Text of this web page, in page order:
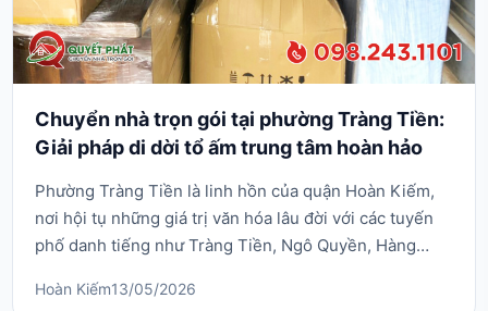
Chuyển nhà trọn gói tại phường Tràng Tiền:
Giải pháp di dời tổ ấm trung tâm hoàn hảo
Phường Tràng Tiền là linh hồn của quận Hoàn Kiếm,
nơi hội tụ những giá trị văn hóa lâu đời với các tuyến
phố danh tiếng như Tràng Tiền, Ngô Quyền, Hàng
nhà phố kinh doanh và các ngõ nhỏ đan xen,
Hoàn Kiếm13/05/2026